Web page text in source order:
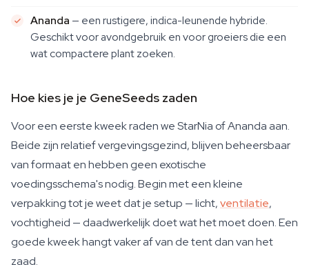
Ananda — een rustigere, indica-leunende hybride.
Geschikt voor avondgebruik en voor groeiers die een
wat compactere plant zoeken.
Hoe kies je je GeneSeeds zaden
Voor een eerste kweek raden we StarNia of Ananda aan.
Beide zijn relatief vergevingsgezind, blijven beheersbaar
van formaat en hebben geen exotische
voedingsschema's nodig. Begin met een kleine
verpakking tot je weet dat je setup — licht,ventilatie,
vochtigheid — daadwerkelijk doet wat het moet doen. Een
goede kweek hangt vaker af van de tent dan van het
zaad.